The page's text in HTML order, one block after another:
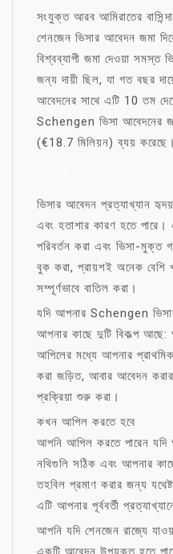
সংযুক্ত আরব আমিরাতের
শেনজেন ভিসার আবেদন জমা
বিশ্বব্যাপী জমা দেওয়া সমস্ত
জন্য দায়ী ছিল, যা গত বছর
আবেদনের সাথে এটি 10 ​​তম
Schengen ভিসা আবেদনের
(€18.7 মিলিয়ন) ব্যয় করেছে।
ভিসার আবেদন প্রত্যাখ্যান
এবং হতাশার কারণ হতে
পরিবর্তন করা এবং ভিসা-মুক্ত
বুক করা, প্রায়শই অনেক বেশি
সম্পূর্ণভাবে বাতিল করা।
যদি আপনার Schengen
আপনার কাছে দুটি বিকল্প
আপিলের মধ্যে আপনার
করা জড়িত, আবার আবেদন করার
প্রক্রিয়া শুরু করা।
কখন আপিল করতে হবে
আপনি আপিল করতে পারেন যদি
নথিগুলি সঠিক এবং আপনার
তহবিল প্রমাণ করার জন্য
এটি আপনার পূর্ববর্তী
আপনি যদি শেনজেন রাজ্যে